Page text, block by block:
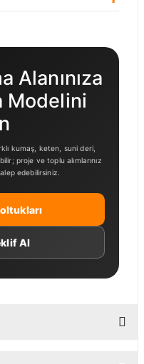
Alanınıza
Modelini
kumaş, keten, suni deri,
proje ve toplu alımlarınız
edebilirsiniz.
Al